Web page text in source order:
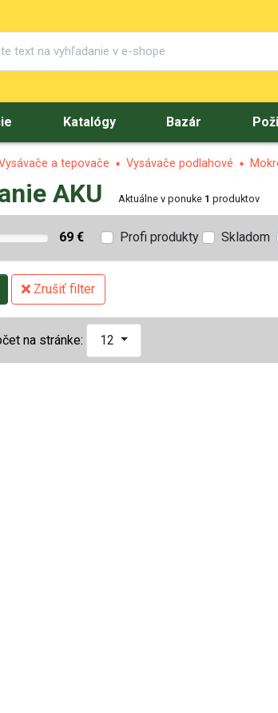
Katalógy Bazár
a tepovače Vysávače podlahové
AKU Aktuálne v ponuke 1 produktov
69 € Profi produkty Skladom
Zrušiť filter
na stránke: 12